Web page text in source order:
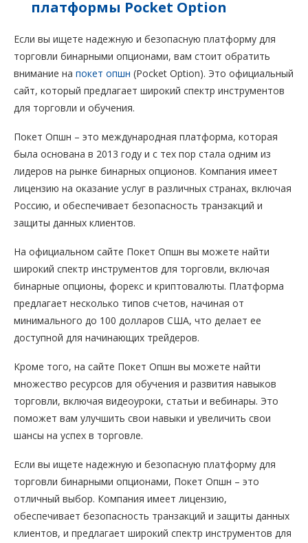
платформы Pocket Option
Если вы ищете надежную и безопасную платформу для
торговли бинарными опционами, вам стоит обратить
внимание на покет опшн (Pocket Option). Это официальный
сайт, который предлагает широкий спектр инструментов
для торговли и обучения.
Покет Опшн – это международная платформа, которая
была основана в 2013 году и с тех пор стала одним из
лидеров на рынке бинарных опционов. Компания имеет
лицензию на оказание услуг в различных странах, включая
Россию, и обеспечивает безопасность транзакций и
защиты данных клиентов.
На официальном сайте Покет Опшн вы можете найти
широкий спектр инструментов для торговли, включая
бинарные опционы, форекс и криптовалюты. Платформа
предлагает несколько типов счетов, начиная от
минимального до 100 долларов США, что делает ее
доступной для начинающих трейдеров.
Кроме того, на сайте Покет Опшн вы можете найти
множество ресурсов для обучения и развития навыков
торговли, включая видеоуроки, статьи и вебинары. Это
поможет вам улучшить свои навыки и увеличить свои
шансы на успех в торговле.
Если вы ищете надежную и безопасную платформу для
торговли бинарными опционами, Покет Опшн – это
отличный выбор. Компания имеет лицензию,
обеспечивает безопасность транзакций и защиты данных
клиентов, и предлагает широкий спектр инструментов для